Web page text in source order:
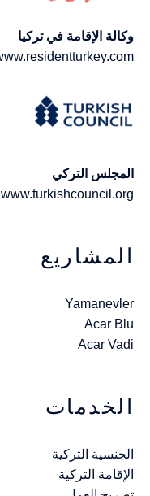
وكالة الإقامة في تركيا
المجلس التركي
www.turkishcouncil.org
المشاريع
Yamanevler
Acar Blu
Acar Vadi
الخدمات
الجنسية التركية
الإقامة التركية